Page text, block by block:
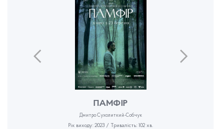
ПАМФІР
Дмитро Сухолиткий-Собчук
Рік виходу: 2023 / Тривалість: 102 хв.